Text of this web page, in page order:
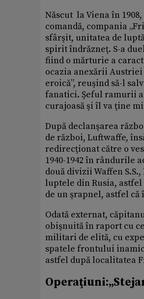
Născut la Viena în
comandă, compania
sfârşit, unitatea de
spirit îndrăzneţ. S-a
fiind o mărturie a
ocazia anexării Austriei
eroică”, reuşind să-l
fanatici. Şeful ramurii
curajoasă şi îl va ţine
După declanşarea
de război, Luftwaffe,
redirecţionat către o
1940-1942 în rândurile
două divizii Waffen
luptele din Rusia,
de un şrapnel, astfel
Odată externat,
obişnuită în raport cu
militari de elită, cu
spatele frontului
astfel după localitatea